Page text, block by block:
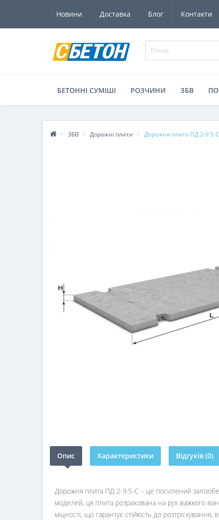
Новини Доставка Блог Контакти
БЕТОННІ СУМIШI РОЗЧИНИ ЗБВ
ЗБВ Дорожні плити Дорожня плита ПД 2-9.5-С
Опис Характеристики Відгуків (0)
Дорожня плита ПД 2-9.5-С – це посилений
моделей, ця плита розрахована на рух важкого
міцності, що гарантує стійкість до